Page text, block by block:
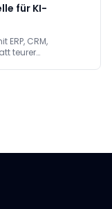
für KI-
CRM,
teurer